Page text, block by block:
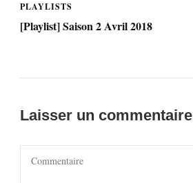
PLAYLISTS
[Playlist] Saison 2 Avril 2018
Laisser un commentaire